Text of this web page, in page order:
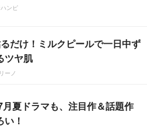
ハンピ
だけ！ミルクピールで一日中ず
ツヤ肌
ーノ
夏ドラマも、注目作＆話題作
！